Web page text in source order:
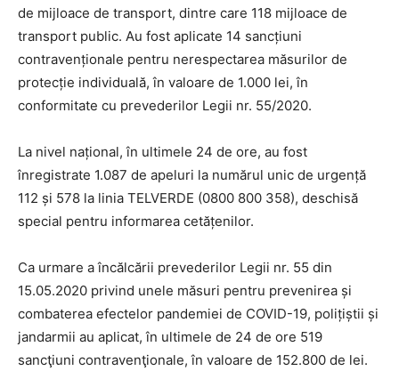
de mijloace de transport, dintre care 118 mijloace de
transport public. Au fost aplicate 14 sancțiuni
contravenționale pentru nerespectarea măsurilor de
protecție individuală, în valoare de 1.000 lei, în
conformitate cu prevederilor Legii nr. 55/2020.
La nivel național, în ultimele 24 de ore, au fost
înregistrate 1.087 de apeluri la numărul unic de urgență
112 și 578 la linia TELVERDE (0800 800 358), deschisă
special pentru informarea cetățenilor.
Ca urmare a încălcării prevederilor Legii nr. 55 din
15.05.2020 privind unele măsuri pentru prevenirea și
combaterea efectelor pandemiei de COVID-19, polițiștii și
jandarmii au aplicat, în ultimele de 24 de ore 519
sancţiuni contravenţionale, în valoare de 152.800 de lei.